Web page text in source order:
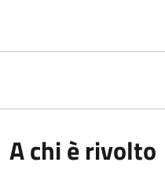
A chi è rivolto